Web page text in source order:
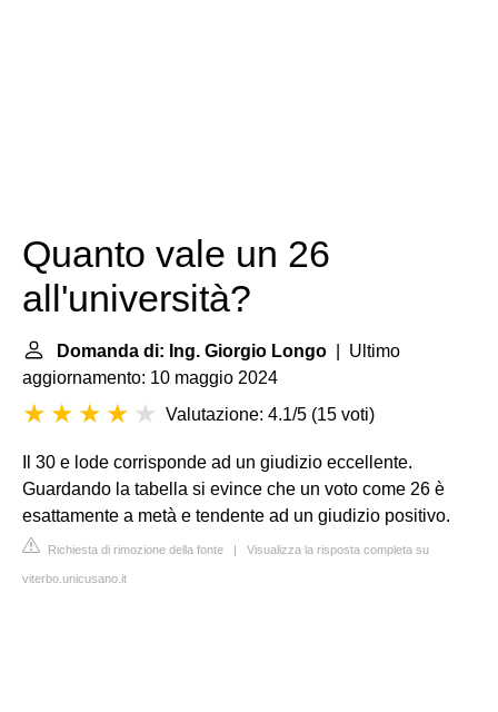
Quanto vale un 26
all'università?
Domanda di: Ing. Giorgio Longo | Ultimo
aggiornamento: 10 maggio 2024
Valutazione: 4.1/5 (15 voti)
Il 30 e lode corrisponde ad un giudizio eccellente.
Guardando la tabella si evince che un voto come 26 è
esattamente a metà e tendente ad un giudizio positivo.
Richiesta di rimozione della fonte | Visualizza la risposta completa su
viterbo.unicusano.it